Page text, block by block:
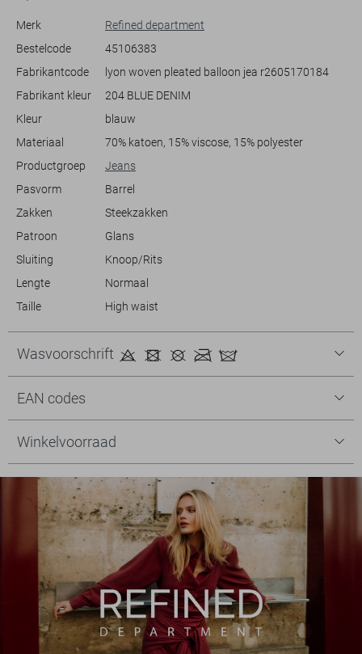
De veelzijdige stijl van deze jeans maakt het een uitstekende match
casual look voor een ontspannen dagje winkelen of een avondje uit
met vrienden, deze jeans biedt de perfecte combinatie van stijl en
comfort. Combineer het met een eenvoudige top en sandalen voor
beetje extra flair aan jouw outfit.
Merk
Refined department
Bestelcode
45106383
Fabrikantcode
lyon woven pleated balloon jea r2605170184
Fabrikant kleur
204 BLUE DENIM
Kleur
blauw
Materiaal
70% katoen, 15% viscose, 15% polyester
Productgroep
Jeans
Pasvorm
Barrel
Zakken
Steekzakken
Patroon
Glans
Sluiting
Knoop/Rits
Lengte
Normaal
Taille
High waist
Wasvoorschrift
EAN codes
Winkelvoorraad